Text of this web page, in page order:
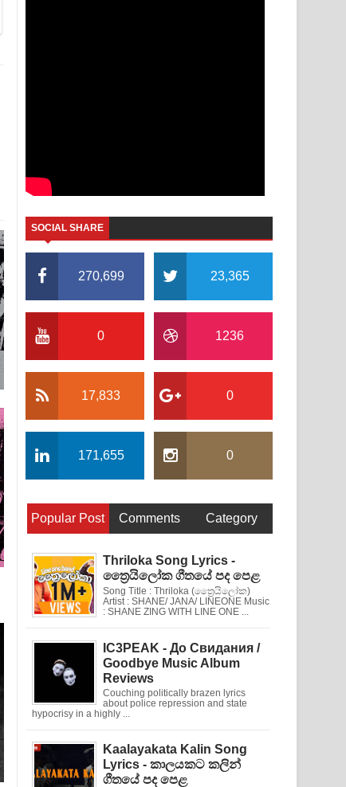
SOCIAL SHARE
270,699 23,365
0 1236
17,833 0
171,655 0
Popular Post Comments Category
Thriloka Song Lyrics -
ත්‍රෛයිලෝක ගීතයේ පද පෙළ
Song Title : Thriloka (ත්‍රෛයිලෝක)
Artist : SHANE/ JANA/ LINEONE Music
: SHANE ZING WITH LINE ONE ...
IC3PEAK - До Свидания /
Goodbye Music Album
Reviews
Couching politically brazen lyrics
about police repression and state
hypocrisy in a highly ...
Kaalayakata Kalin Song
Lyrics - කාලයකට කලින්
ගීතයේ පද පෙළ